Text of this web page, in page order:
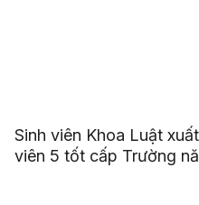
Sinh viên Khoa Luật
viên 5 tốt cấp Trường